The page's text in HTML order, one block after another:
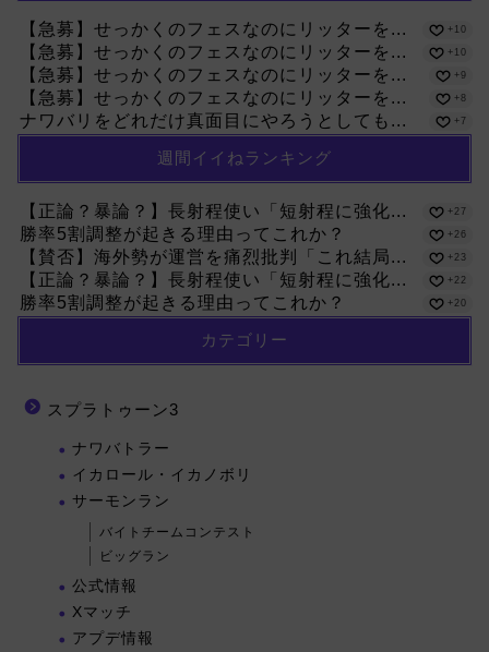
【急募】せっかくのフェスなのにリッターを... +10
【急募】せっかくのフェスなのにリッターを... +10
【急募】せっかくのフェスなのにリッターを... +9
【急募】せっかくのフェスなのにリッターを... +8
ナワバリをどれだけ真面目にやろうとしても... +7
週間イイねランキング
【正論？暴論？】長射程使い「短射程に強化... +27
勝率5割調整が起きる理由ってこれか？ +26
【賛否】海外勢が運営を痛烈批判「これ結局... +23
【正論？暴論？】長射程使い「短射程に強化... +22
勝率5割調整が起きる理由ってこれか？ +20
カテゴリー
スプラトゥーン3
ナワバトラー
イカロール・イカノボリ
サーモンラン
バイトチームコンテスト
ビッグラン
公式情報
Xマッチ
アプデ情報